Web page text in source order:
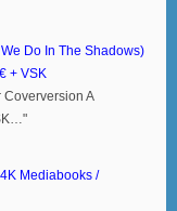
Do In The Shadows)
+ VSK
A
Mediabooks /